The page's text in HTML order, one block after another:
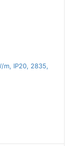
m, IP20, 2835,